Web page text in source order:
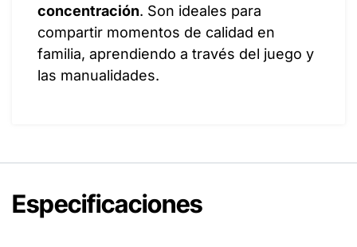
concentración. Son ideales para
compartir momentos de calidad en
familia, aprendiendo a través del juego y
las manualidades.
Especificaciones